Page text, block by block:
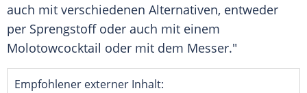
auch mit verschiedenen Alternativen, entweder
per Sprengstoff oder auch mit einem
Molotowcocktail oder mit dem Messer."
Empfohlener externer Inhalt: